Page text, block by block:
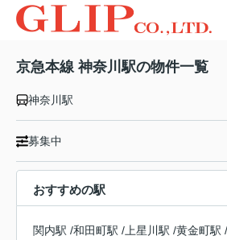
京急本線 神奈川駅の物件一覧
神奈川駅
募集中
おすすめの駅
関内駅 /和田町駅 / 上星川駅 /黄金町駅 /